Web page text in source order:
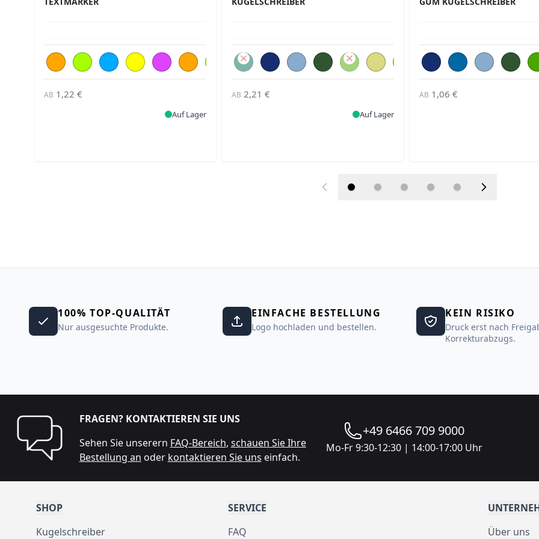
AB 1,22 €
Auf Lager
AB 2,21 €
Auf Lager
AB 1,06 €
100% TOP-QUALITÄT
Nur ausgesuchte Produkte.
EINFACHE BESTELLUNG
Logo hochladen und bestellen.
KEIN RISIKO
Druck erst nach
Korrekturabzugs.
FRAGEN? KONTAKTIEREN SIE UNS
Sehen Sie unserern FAQ-Bereich, schauen Sie Ihre
Bestellung an oder kontaktieren Sie uns einfach.
+49 6466 709 9000
Mo-Fr 9:30-12:30 | 14:00-17:00 Uhr
SHOP
Kugelschreiber
SERVICE
FAQ
Über uns